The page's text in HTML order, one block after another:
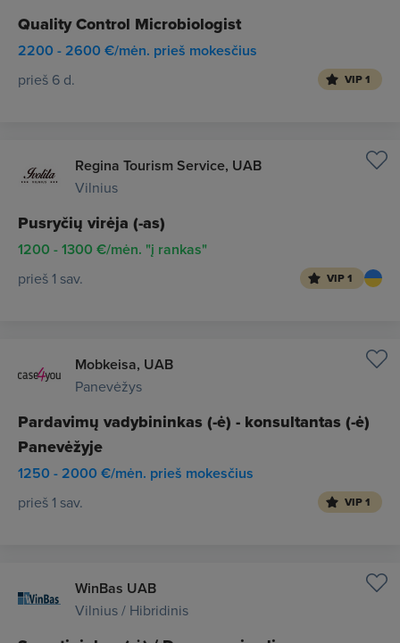
Quality Control Microbiologist
2200 - 2600 €/mėn. prieš mokesčius
prieš 6 d. VIP 1
Regina Tourism Service, UAB
Vilnius
Pusryčių virėja (-as)
1200 - 1300 €/mėn. "į rankas"
prieš 1 sav. VIP 1
Mobkeisa, UAB
Panevėžys
Pardavimų vadybininkas (-ė) - konsultantas (-ė)
Panevėžyje
1250 - 2000 €/mėn. prieš mokesčius
prieš 1 sav. VIP 1
WinBas UAB
Vilnius / Hibridinis